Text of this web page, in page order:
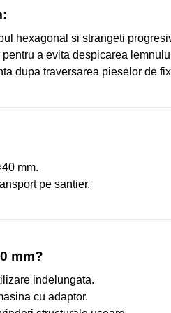
hexagonal si strangeti
a evita despicarea
dupa traversarea pieselor de
mm.
pe santier.
mm?
indelungata.
cu adaptor.